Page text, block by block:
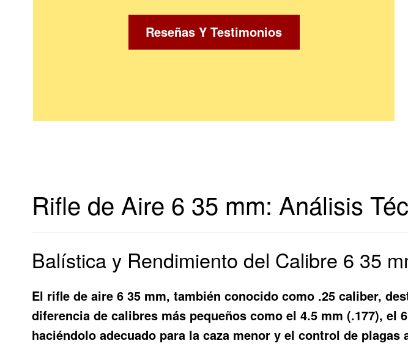
Reseñas Y Testimonios
Rifle de Aire 6 35 mm: Análisis
Balística y Rendimiento del Calibre 6 35
El rifle de aire 6 35 mm, también conocido como .25 caliber,
diferencia de calibres más pequeños como el 4.5 mm (.177),
haciéndolo adecuado para la caza menor y el control de